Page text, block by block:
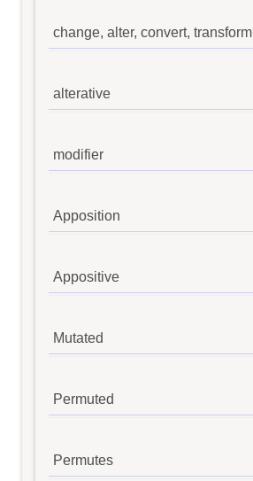
change, alter, convert, transform
alterative
modifier
Apposition
Appositive
Mutated
Permuted
Permutes